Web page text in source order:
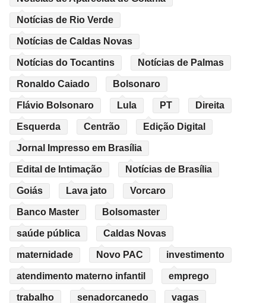
Notícias de Rio Verde
Notícias de Caldas Novas
Notícias do Tocantins Notícias de Palmas
Ronaldo Caiado Bolsonaro
Flávio Bolsonaro Lula PT Direita
Esquerda Centrão Edição Digital
Jornal Impresso em Brasília
Edital de Intimação Notícias de Brasília
Goiás Lava jato Vorcaro
Banco Master Bolsomaster
saúde pública Caldas Novas
maternidade Novo PAC investimento
atendimento materno infantil emprego
trabalho senadorcanedo vagas